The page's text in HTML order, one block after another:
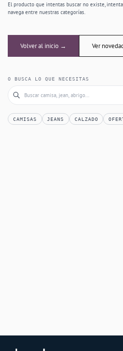
El producto que intentas buscar no existe,
navega entre nuestras categorías.
Volver al inicio → Ver
O BUSCA LO QUE NECESITAS
CAMISAS JEANS CALZADO